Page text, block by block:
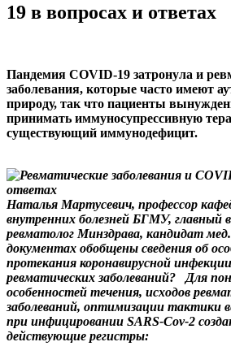
19 в вопросах и ответах
Пандемия COVID-19 затронула и
заболевания, которые часто имеют
природу, так что пациенты
принимать иммуносупрессивную
существующий иммунодефицит.
Наталья Мартусевич, профессор
внутренних болезней БГМУ,
ревматолог Минздрава, кандидат
документах обобщены сведения об
протекания коронавирусной
ревматических заболеваний?
Для
особенностей течения, исходов
заболеваний, оптимизации тактики
при инфицировании SARS-Cov-2
действующие регистры: